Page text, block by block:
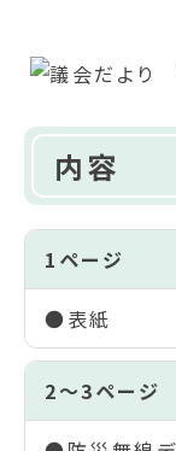
内容
1ページ
●表紙
2～3ページ